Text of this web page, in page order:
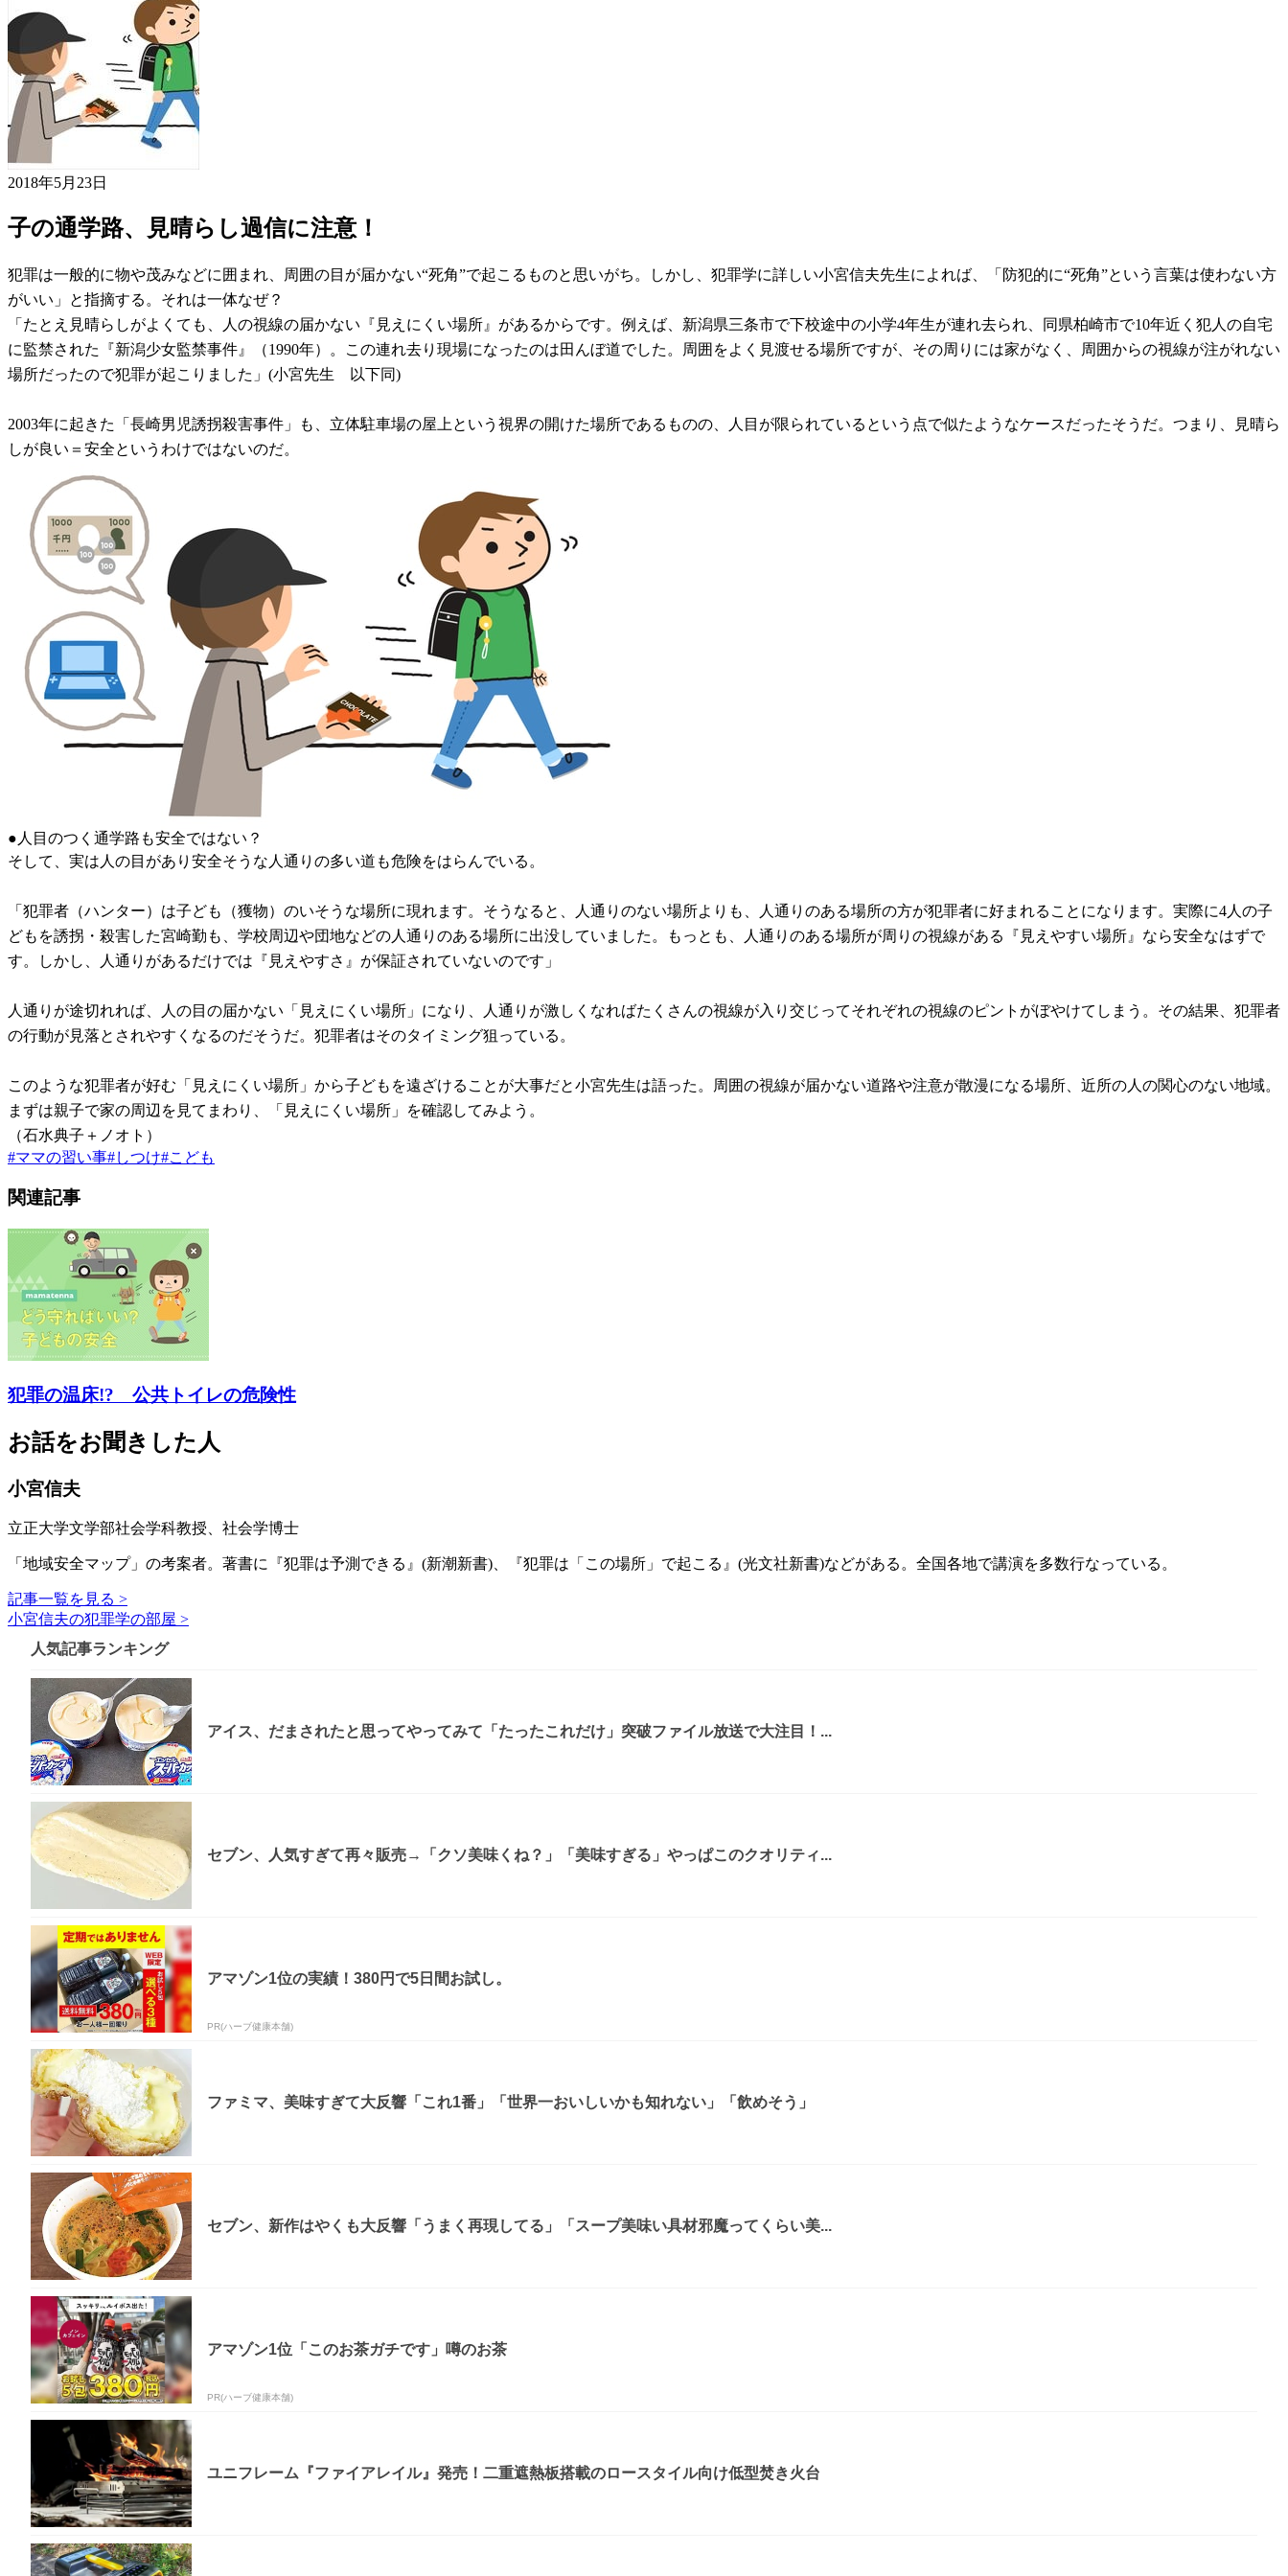
2018年5月23日
子の通学路、見晴らし過信に注意！
犯罪は一般的に物や茂みなどに囲まれ、周囲の目が届かない“死角”で起こるものと思いがち。しかし、犯罪学に詳しい小宮信夫先生によれば、「防犯的に“死角”という言葉は使わない方
がいい」と指摘する。それは一体なぜ？
「たとえ見晴らしがよくても、人の視線の届かない『見えにくい場所』があるからです。例えば、新潟県三条市で下校途中の小学4年生が連れ去られ、同県柏崎市で10年近く犯人の自宅
に監禁された『新潟少女監禁事件』（1990年）。この連れ去り現場になったのは田んぼ道でした。周囲をよく見渡せる場所ですが、その周りには家がなく、周囲からの視線が注がれない
場所だったので犯罪が起こりました」(小宮先生 以下同)
2003年に起きた「長崎男児誘拐殺害事件」も、立体駐車場の屋上という視界の開けた場所であるものの、人目が限られているという点で似たようなケースだったそうだ。つまり、見晴ら
しが良い＝安全というわけではないのだ。
●人目のつく通学路も安全ではない？
そして、実は人の目があり安全そうな人通りの多い道も危険をはらんでいる。
「犯罪者（ハンター）は子ども（獲物）のいそうな場所に現れます。そうなると、人通りのない場所よりも、人通りのある場所の方が犯罪者に好まれることになります。実際に4人の子
どもを誘拐・殺害した宮崎勤も、学校周辺や団地などの人通りのある場所に出没していました。もっとも、人通りのある場所が周りの視線がある『見えやすい場所』なら安全なはずで
す。しかし、人通りがあるだけでは『見えやすさ』が保証されていないのです」
人通りが途切れれば、人の目の届かない「見えにくい場所」になり、人通りが激しくなればたくさんの視線が入り交じってそれぞれの視線のピントがぼやけてしまう。その結果、犯罪者
の行動が見落とされやすくなるのだそうだ。犯罪者はそのタイミング狙っている。
このような犯罪者が好む「見えにくい場所」から子どもを遠ざけることが大事だと小宮先生は語った。周囲の視線が届かない道路や注意が散漫になる場所、近所の人の関心のない地域。
まずは親子で家の周辺を見てまわり、「見えにくい場所」を確認してみよう。
（石水典子＋ノオト）
#ママの習い事#しつけ#こども
関連記事
犯罪の温床!? 公共トイレの危険性
お話をお聞きした人
小宮信夫
立正大学文学部社会学科教授、社会学博士
「地域安全マップ」の考案者。著書に『犯罪は予測できる』(新潮新書)、『犯罪は「この場所」で起こる』(光文社新書)などがある。全国各地で講演を多数行なっている。
記事一覧を見る >
小宮信夫の犯罪学の部屋 >
人気記事ランキング
アイス、だまされたと思ってやってみて「たったこれだけ」突破ファイル放送で大注目！...
セブン、人気すぎて再々販売→「クソ美味くね？」「美味すぎる」やっぱこのクオリティ...
アマゾン1位の実績！380円で5日間お試し。
PR(ハーブ健康本舗)
ファミマ、美味すぎて大反響「これ1番」「世界一おいしいかも知れない」「飲めそう」
セブン、新作はやくも大反響「うまく再現してる」「スープ美味い具材邪魔ってくらい美...
アマゾン1位「このお茶ガチです」噂のお茶
PR(ハーブ健康本舗)
ユニフレーム『ファイアレイル』発売！二重遮熱板搭載のロースタイル向け低型焚き火台